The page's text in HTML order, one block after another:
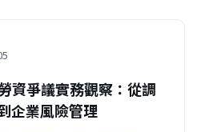
資爭議實務觀察：從調
企業風險管理